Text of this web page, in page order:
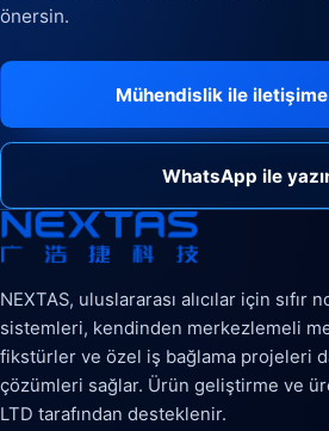
önersin.
Mühendislik ile
WhatsApp ile
NEXTAS, uluslararası alıcılar için sıfır
sistemleri, kendinden merkezlemeli
fikstürler ve özel iş bağlama projeleri
çözümleri sağlar. Ürün geliştirme ve
LTD tarafından desteklenir.